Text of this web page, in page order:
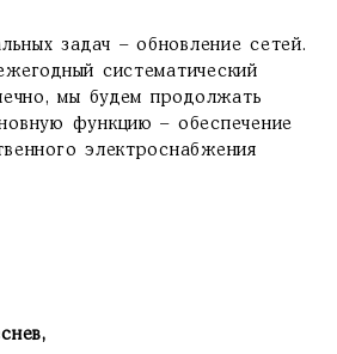
задач – обновление сетей.
систематический
мы будем продолжать
функцию – обеспечение
электроснабжения